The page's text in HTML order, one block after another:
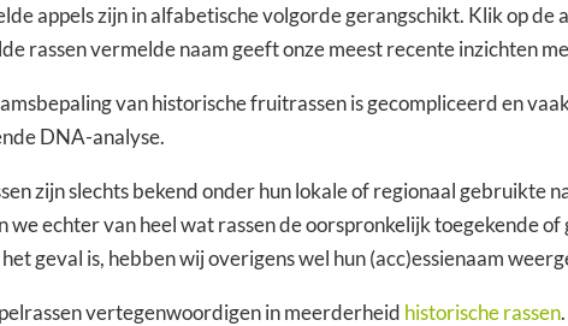
appels zijn in alfabetische volgorde gerangschikt. Klik op
rassen vermelde naam geeft onze meest recente inzichten
van historische fruitrassen is gecompliceerd en
DNA-analyse.
zijn slechts bekend onder hun lokale of regionaal gebruikte
we echter van heel wat rassen de oorspronkelijk toegekende
geval is, hebben wij overigens wel hun (acc)essienaam
vertegenwoordigen in meerderheid historische rassen